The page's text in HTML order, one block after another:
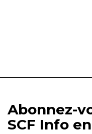
Abonnez-
SCF Info